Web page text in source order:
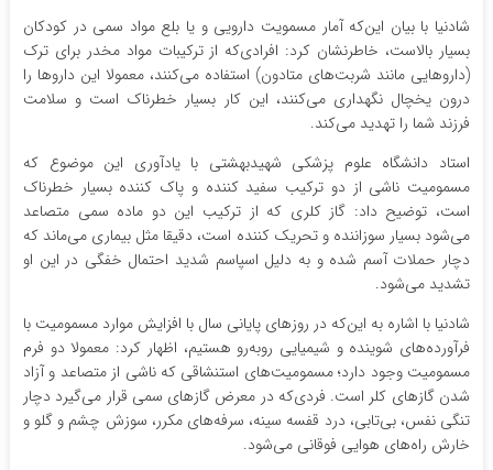
شادنیا با بیان این‌که آمار مسمویت دارویی و یا بلع مواد سمی در کودکان
بسیار بالاست، خاطرنشان کرد: افرادی‌که از ترکیبات مواد مخدر برای ترک
(داروهایی مانند شربت‌های متادون) استفاده می‌کنند، معمولا این داروها را
درون یخچال نگهداری می‌کنند، این‌ کار بسیار خطرناک است و سلامت
فرزند شما را تهدید می‌کند.
استاد دانشگاه علوم پزشکی شهیدبهشتی با یادآوری این موضوع که
مسمومیت ناشی از دو ترکیب سفید کننده و پاک کننده بسیار خطرناک
است، توضیح داد: گاز کلری که از ترکیب این دو ماده سمی متصاعد
می‌شود بسیار سوزاننده و تحریک کننده است، دقیقا مثل بیماری می‌ماند که
دچار حملات آسم شده و به دلیل اسپاسم شدید احتمال خفگی در این او
تشدید می‌شود.
شادنیا با اشاره به این‌که در روزهای پایانی سال با افزایش موارد مسمومیت با
فرآورده‌های شوینده و شیمیایی روبه‌رو هستیم، اظهار کرد: معمولا دو فرم
مسمومیت وجود دارد؛ مسمومیت‌های استنشاقی که ناشی از متصاعد و آزاد
شدن گازهای کلر است. فردی‌که در معرض گازهای سمی قرار می‌گیرد دچار
تنگی نفس، بی‌تابی، درد قفسه سینه، سرفه‌های مکرر، سوزش چشم و گلو و
خارش راه‌های هوایی فوقانی می‌شود.